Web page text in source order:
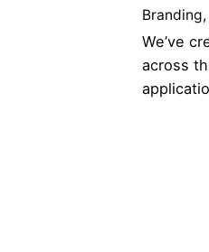
Branding
We’ve
across